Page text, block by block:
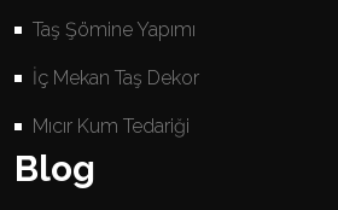
Taş Şömine Yapımı
İç Mekan Taş Dekor
Mıcır Kum Tedariği
Blog